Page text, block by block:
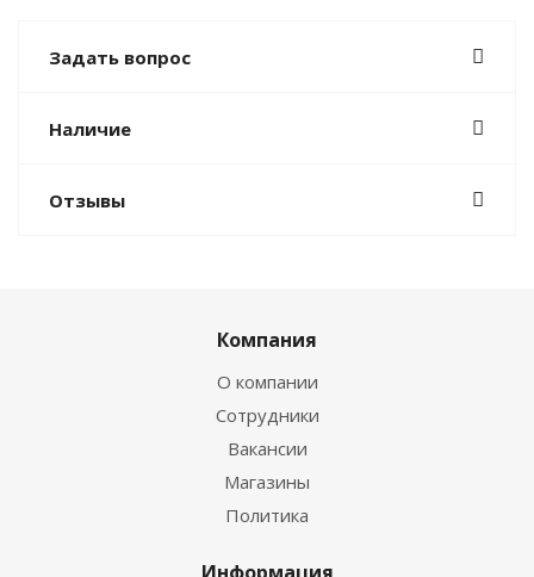
Задать вопрос
Наличие
Отзывы
Компания
О компании
Сотрудники
Вакансии
Магазины
Политика